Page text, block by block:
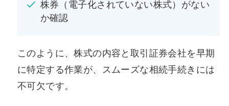
株券（電子化されていない株式）がない
か確認
このように、株式の内容と取引証券会社を早期
に特定する作業が、スムーズな相続手続きには
不可欠です。